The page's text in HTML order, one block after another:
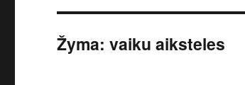
Žyma:vaiku aiksteles